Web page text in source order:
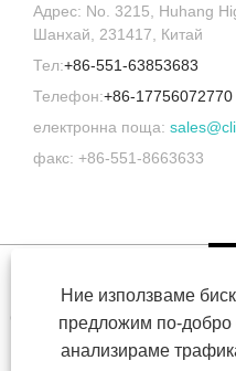
Адрес: No. 3215, Huhang
Шанхай, 231417, Китай
Тел:+86-551-63853683
Телефон:+86-17756072770
електронна поща:
факс: +86-551-8663633
Copyright © 2022 Symor
изпитване на околната
изпитване на ускорено
Ние използваме
предложим по-
анализираме